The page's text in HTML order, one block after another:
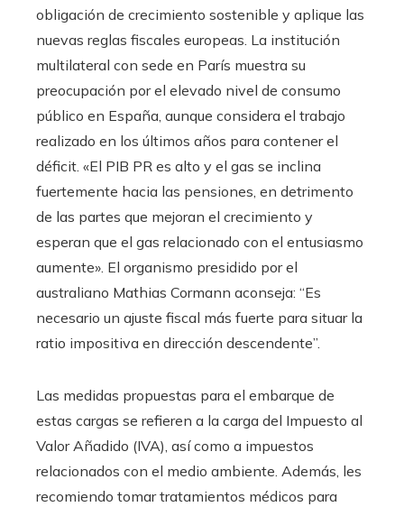
obligación de crecimiento sostenible y aplique las
nuevas reglas fiscales europeas. La institución
multilateral con sede en París muestra su
preocupación por el elevado nivel de consumo
público en España, aunque considera el trabajo
realizado en los últimos años para contener el
déficit. «El PIB PR es alto y el gas se inclina
fuertemente hacia las pensiones, en detrimento
de las partes que mejoran el crecimiento y
esperan que el gas relacionado con el entusiasmo
aumente». El organismo presidido por el
australiano Mathias Cormann aconseja: “Es
necesario un ajuste fiscal más fuerte para situar la
ratio impositiva en dirección descendente”.
Las medidas propuestas para el embarque de
estas cargas se refieren a la carga del Impuesto al
Valor Añadido (IVA), así como a impuestos
relacionados con el medio ambiente. Además, les
recomiendo tomar tratamientos médicos para